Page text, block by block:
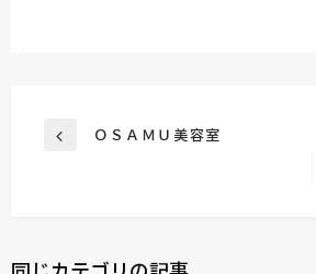
投
ゲ
前
ＯＳＡＭＵ美容室